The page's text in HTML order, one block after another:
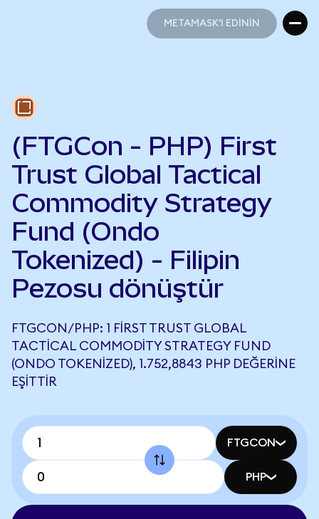
METAMASK'I EDİNİN
(FTGCon - PHP) First
Trust Global Tactical
Commodity Strategy
Fund (Ondo
Tokenized) - Filipin
Pezosu dönüştür
FTGCON/PHP: 1 FIRST TRUST GLOBAL
TACTICAL COMMODITY STRATEGY FUND
(ONDO TOKENIZED), 1.752,8843 PHP DEĞERINE
EŞITTIR
FTGCON
PHP